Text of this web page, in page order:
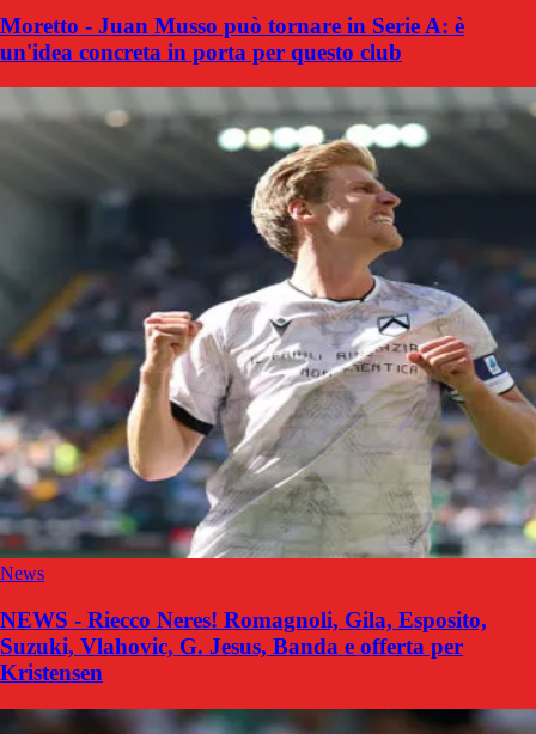
Moretto - Juan Musso può tornare in Serie A: è
un'idea concreta in porta per questo club
News
NEWS - Riecco Neres! Romagnoli, Gila, Esposito,
Suzuki, Vlahovic, G. Jesus, Banda e offerta per
Kristensen